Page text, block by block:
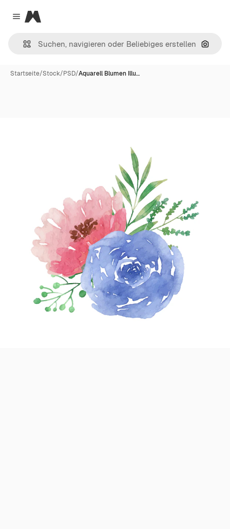
Close menu
Magnific
Nach
Startseite/Stock/PSD/Aquarell Blumen Illu…